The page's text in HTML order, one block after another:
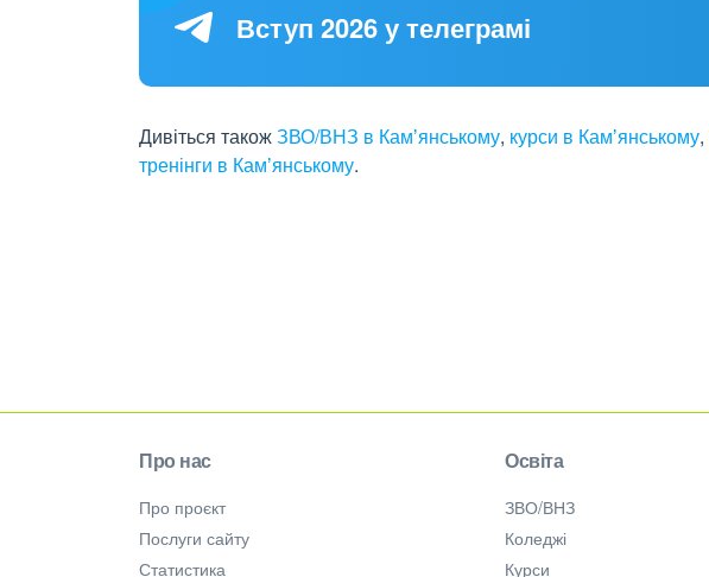
Вступ 2026 у телеграмі
Дивіться такожЗВО/ВНЗ в Камʼянському, курси в Камʼянському,
тренінги в Камʼянському.
Про нас
Про проєкт
Послуги сайту
Статистика
Освіта
ЗВО/ВНЗ
Коледжі
Курси